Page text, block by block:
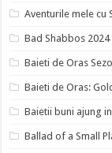
Aventurile mele cu
Bad Shabbos 2024
Baieti de Oras
Baieti de Oras:
Baietii buni ajung
Ballad of a Small